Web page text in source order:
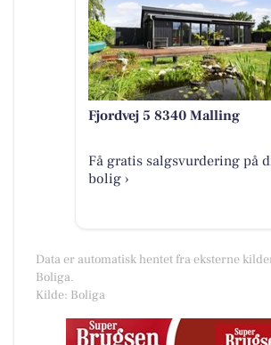
Fjordvej 5 8340 Malling
Få gratis salgsvurdering på
bolig ›
Data er automatisk hentet fra eksterne
Boliga.
Kilde: Boliga